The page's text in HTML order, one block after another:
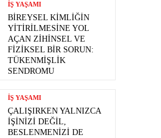
İŞ YAŞAMI
BIREYSEL KIMLIĞIN
YITIRILMESINE YOL
AÇAN ZIHINSEL VE
FIZIKSEL BIR SORUN:
TÜKENMIŞLIK
SENDROMU
İŞ YAŞAMI
ÇALIŞIRKEN YALNIZCA
İŞINIZI DEĞIL,
BESLENMENIZI DE